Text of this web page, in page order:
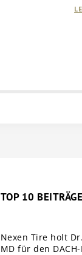
TOP 10 BEITRÄGE
Nexen Tire holt
MD für den